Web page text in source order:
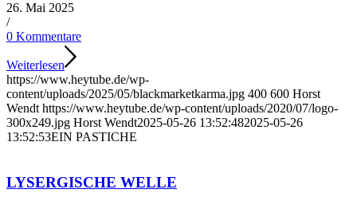
26. Mai 2025
/
0 Kommentare
Weiterlesen
https://www.heytube.de/wp-
content/uploads/2025/05/blackmarketkarma.jpg 400 600 Horst
Wendt https://www.heytube.de/wp-content/uploads/2020/07/logo-
300x249.jpg Horst Wendt2025-05-26 13:52:482025-05-26
13:52:53EIN PASTICHE
LYSERGISCHE WELLE